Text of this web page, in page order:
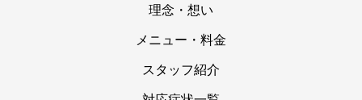
理念・想い
メニュー・料金
スタッフ紹介